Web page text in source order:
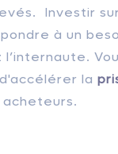
Investir
à un
la